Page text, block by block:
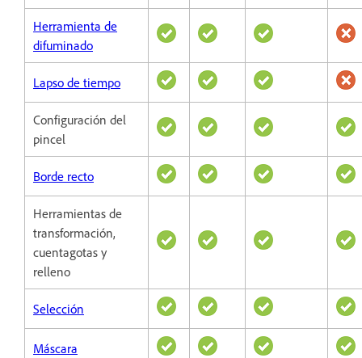
Herramienta de
difuminado
Lapso de tiempo
Configuración del
pincel
Borde recto
Herramientas de
transformación,
cuentagotas y
relleno
Selección
Máscara